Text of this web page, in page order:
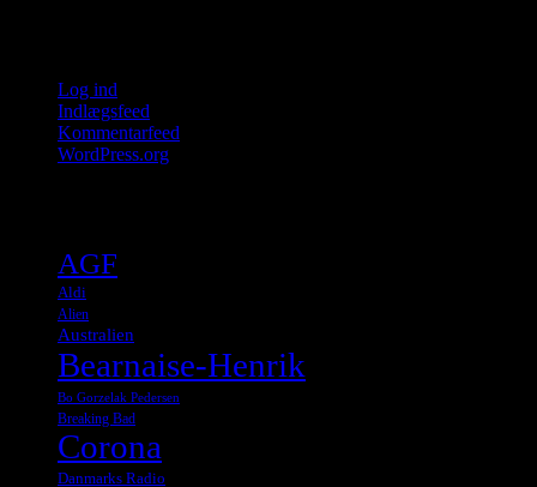
Log ind
Indlægsfeed
Kommentarfeed
WordPress.org
AGF
Aldi
Alien
Australien
Bearnaise-Henrik
Bo Gorzelak Pedersen
Breaking Bad
Corona
Danmarks Radio